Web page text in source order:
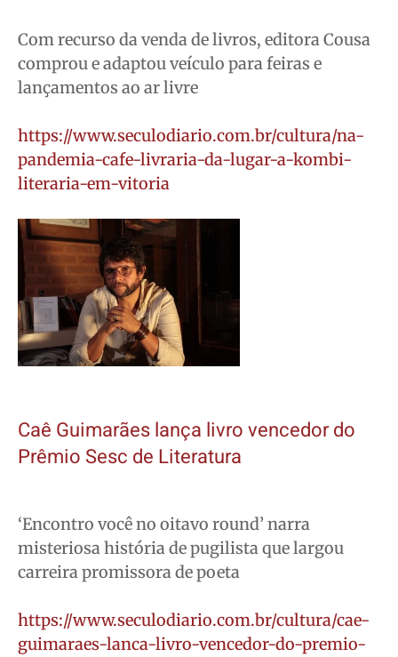
Com recurso da venda de livros, editora Cousa
comprou e adaptou veículo para feiras e
lançamentos ao ar livre
https://www.seculodiario.com.br/cultura/na-
pandemia-cafe-livraria-da-lugar-a-kombi-
literaria-em-vitoria
Caê Guimarães lança livro vencedor do
Prêmio Sesc de Literatura
‘Encontro você no oitavo round’ narra
misteriosa história de pugilista que largou
carreira promissora de poeta
https://www.seculodiario.com.br/cultura/cae-
guimaraes-lanca-livro-vencedor-do-premio-